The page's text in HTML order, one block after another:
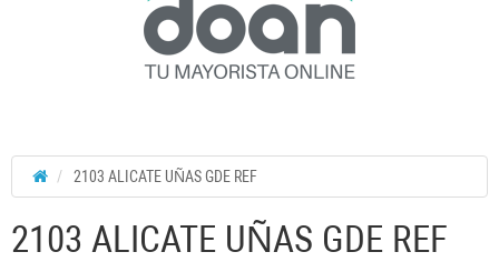
2103 ALICATE UÑAS GDE REF
2103 ALICATE UÑAS GDE REF